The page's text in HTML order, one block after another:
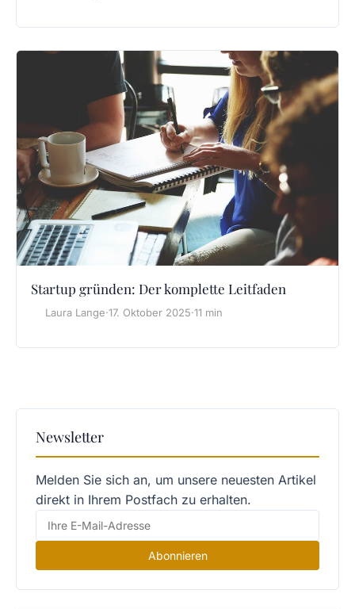
Startup gründen: Der komplette Leitfaden
Laura Lange·17. Oktober 2025·11 min
Newsletter
Melden Sie sich an, um unsere neuesten Artikel
direkt in Ihrem Postfach zu erhalten.
Abonnieren